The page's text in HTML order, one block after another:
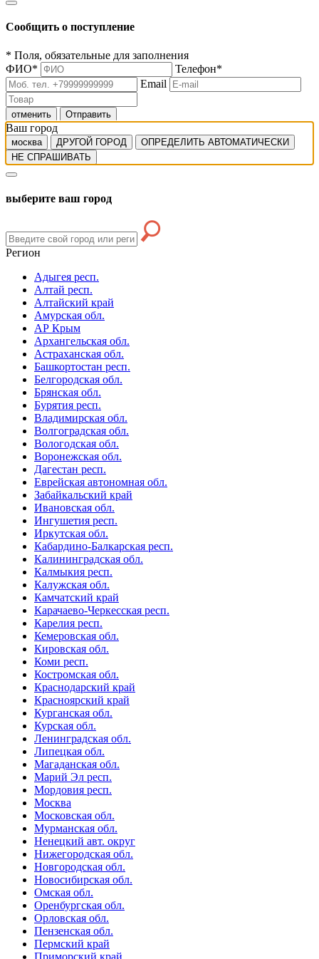
Сообщить о поступление
* Поля, обязательные для заполнения
ФИО* Телефон*
Email
отменить Отправить
Ваш город
москва ДРУГОЙ ГОРОД
ОПРЕДЕЛИТЬ АВТОМАТИЧЕСКИ
НЕ СПРАШИВАТЬ
выберите ваш город
Регион
Адыгея респ.
Алтай респ.
Алтайский край
Амурская обл.
АР Крым
Архангельская обл.
Астраханская обл.
Башкортостан респ.
Белгородская обл.
Брянская обл.
Бурятия респ.
Владимирская обл.
Волгоградская обл.
Вологодская обл.
Воронежская обл.
Дагестан респ.
Еврейская автономная обл.
Забайкальский край
Ивановская обл.
Ингушетия респ.
Иркутская обл.
Кабардино-Балкарская респ.
Калининградская обл.
Калмыкия респ.
Калужская обл.
Камчатский край
Карачаево-Черкесская респ.
Карелия респ.
Кемеровская обл.
Кировская обл.
Коми респ.
Костромская обл.
Краснодарский край
Красноярский край
Курганская обл.
Курская обл.
Ленинградская обл.
Липецкая обл.
Магаданская обл.
Марий Эл респ.
Мордовия респ.
Москва
Московская обл.
Мурманская обл.
Ненецкий авт. округ
Нижегородская обл.
Новгородская обл.
Новосибирская обл.
Омская обл.
Оренбургская обл.
Орловская обл.
Пензенская обл.
Пермский край
Приморский край